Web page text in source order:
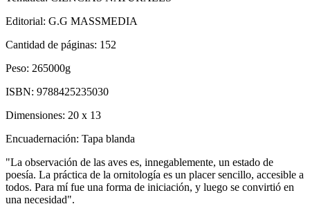
Editorial: G.G MASSMEDIA
Cantidad de páginas: 152
Peso: 265000g
ISBN: 9788425235030
Dimensiones: 20 x 13
Encuadernación: Tapa blanda
"La observación de las aves es, innegablemente, un estado de
poesía. La práctica de la ornitología es un placer sencillo, accesible a
todos. Para mí fue una forma de iniciación, y luego se convirtió en
una necesidad".